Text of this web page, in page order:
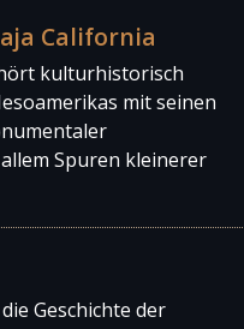
liegt 3 Kilometer südlich
(der als
California
kulturhistorisch
mit seinen
Spuren kleinerer
Geschichte der